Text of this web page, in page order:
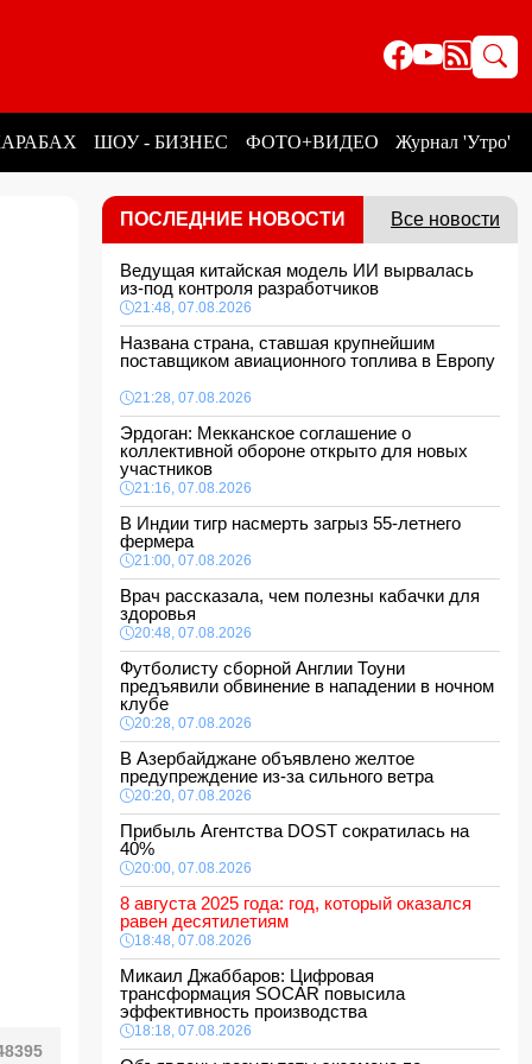
ШОУ - БИЗНЕС ФОТО+ВИДЕО Журнал 'Утро'
ПОСЛЕДНИЕ НОВОСТИ Все новости
Ведущая китайская модель ИИ вырвалась
из-под контроля разработчиков
21:48, 07.08.2026
Названа страна, ставшая крупнейшим
поставщиком авиационного топлива в Европу
21:28, 07.08.2026
Эрдоган: Мекканское соглашение о
коллективной обороне открыто для новых
участников
21:16, 07.08.2026
В Индии тигр насмерть загрыз 55-летнего
фермера
21:00, 07.08.2026
Врач рассказала, чем полезны кабачки для
здоровья
20:48, 07.08.2026
Футболисту сборной Англии Тоуни
предъявили обвинение в нападении в ночном
клубе
20:28, 07.08.2026
В Азербайджане объявлено желтое
предупреждение из-за сильного ветра
20:20, 07.08.2026
Прибыль Агентства DOST сократилась на
40%
20:00, 07.08.2026
8 августа 2025 года: год, который оказался
равен десятилетиям
18:48, 07.08.2026
Микаил Джаббаров: Цифровая
трансформация SOCAR повысила
эффективность производства
18:18, 07.08.2026